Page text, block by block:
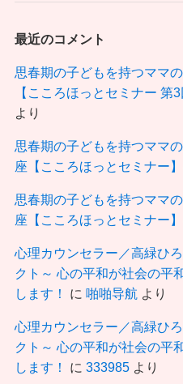
最近のコメント
思春期の子どもを持つママ
【こころほっとセミナー 第
より
思春期の子どもを持つママ
座【こころほっとセミナー
思春期の子どもを持つママ
座【こころほっとセミナー
心理カウンセラー／高緑ひ
クト～ 心の平和が社会の平
します！
に 啪啪导航 より
心理カウンセラー／高緑ひ
クト～ 心の平和が社会の平
します！
に 333985より